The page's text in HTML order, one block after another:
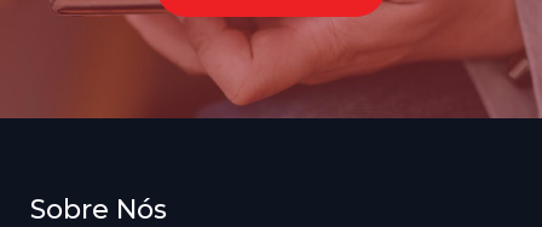
Sobre Nós